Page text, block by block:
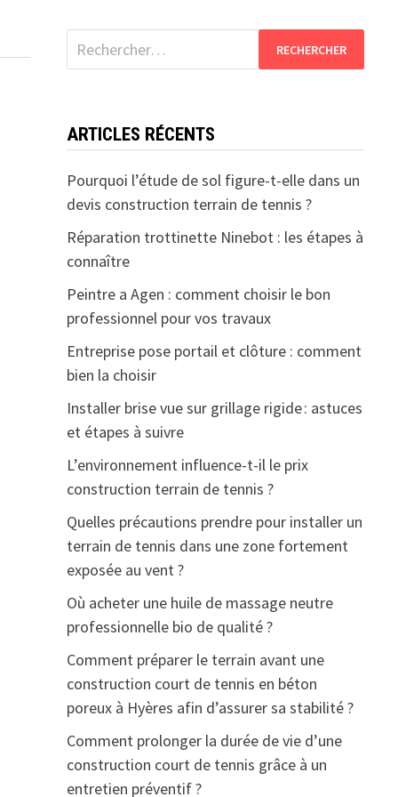
Rechercher :
ARTICLES RÉCENTS
Pourquoi l’étude de sol figure-t-elle dans un
devis construction terrain de tennis ?
Réparation trottinette Ninebot : les étapes à
connaître
Peintre a Agen : comment choisir le bon
professionnel pour vos travaux
Entreprise pose portail et clôture : comment
bien la choisir
Installer brise vue sur grillage rigide : astuces
et étapes à suivre
L’environnement influence-t-il le prix
construction terrain de tennis ?
Quelles précautions prendre pour installer un
terrain de tennis dans une zone fortement
exposée au vent ?
Où acheter une huile de massage neutre
professionnelle bio de qualité ?
Comment préparer le terrain avant une
construction court de tennis en béton
poreux à Hyères afin d’assurer sa stabilité ?
Comment prolonger la durée de vie d’une
construction court de tennis grâce à un
entretien préventif ?